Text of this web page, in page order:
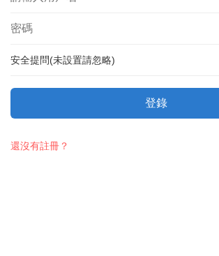
安全提問(未設置請忽略)
登錄
還沒有註冊？